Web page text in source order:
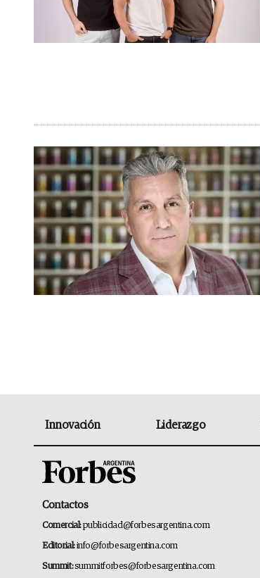
Innovación Liderazgo
Contactos
Comercial:publicidad@forbesargentina.com
Editorial:info@forbesargentina.com
Summit:summitforbes@forbesargentina.com